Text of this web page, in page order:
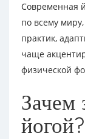
Современная
по всему
практик,
чаще
физической
Зачем
йогой?